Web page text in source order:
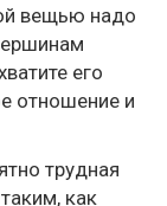
вещью надо
его
отношение и
трудная
как